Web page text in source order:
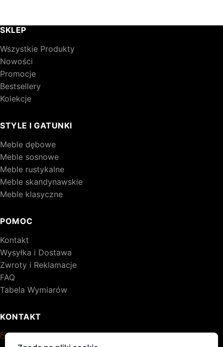
SKLEP
Wszystkie Produkty
Nowości
Promocje
Bestsellery
Kolekcje
STYLE I GATUNKI
Meble dębowe
Meble sosnowe
Meble rustykalne
Meble skandynawskie
Meble klasyczne
POMOC
Kontakt
Wysyłka i Dostawa
Zwroty i Reklamacje
FAQ
Tabela Wymiarów
KONTAKT
kontakt@drewniane-meble.pl